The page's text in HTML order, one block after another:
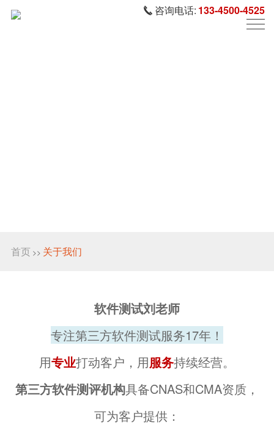
咨询电话: 133-4500-4525
首页 >> 关于我们
软件测试刘老师
专注第三方软件测试服务17年！
用专业打动客户，用服务持续经营。
第三方软件测评机构具备CNAS和CMA资质，
可为客户提供：